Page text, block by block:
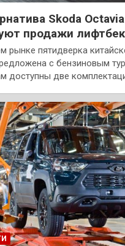
Skoda
продажи
рынке пятидверка
с бензиновым
доступны две